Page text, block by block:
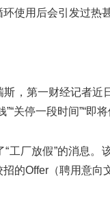
使用后会引发过热
，第一财经记者
关停一段时间”“即将
工厂放假”的消息
的Offer（聘用意向